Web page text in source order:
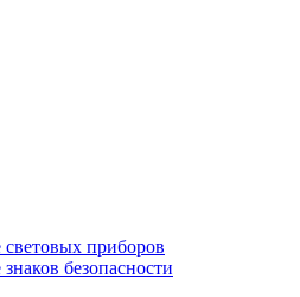
приборов
безопасности